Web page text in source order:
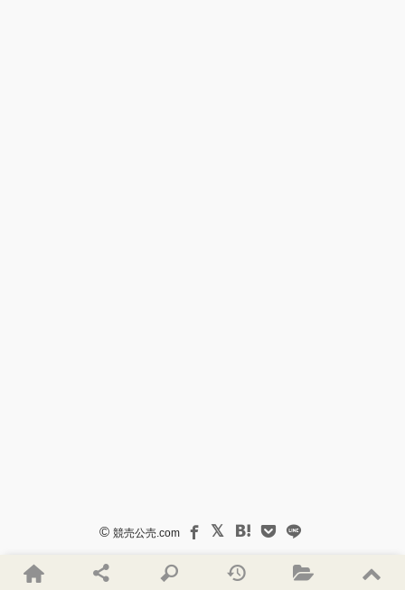
© 競売公売.com